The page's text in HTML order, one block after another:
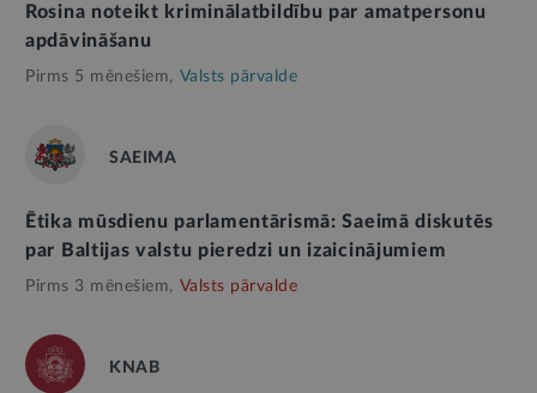
Rosina noteikt kriminālatbildību par amatpersonu
apdāvināšanu
Pirms 5 mēnešiem, Valsts pārvalde
SAEIMA
Ētika mūsdienu parlamentārismā: Saeimā diskutēs
par Baltijas valstu pieredzi un izaicinājumiem
Pirms 3 mēnešiem, Valsts pārvalde
KNAB